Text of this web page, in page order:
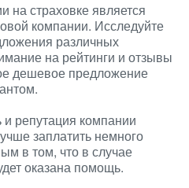
страховке является
компании. Исследуйте
различных
на рейтинги и отзывы
дешевое предложение
репутация компании
заплатить немного
в том, что в случае
оказана помощь.